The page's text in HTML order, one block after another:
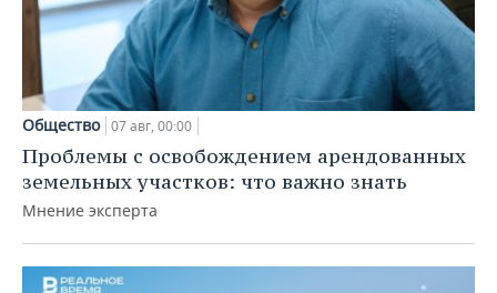
Общество 07 авг, 00:00
Проблемы с освобождением арендованных
земельных участков: что важно знать
Мнение эксперта